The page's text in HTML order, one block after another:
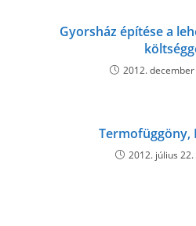
Gyorsház építése a
2012.
Termofüggöny,
2012. július